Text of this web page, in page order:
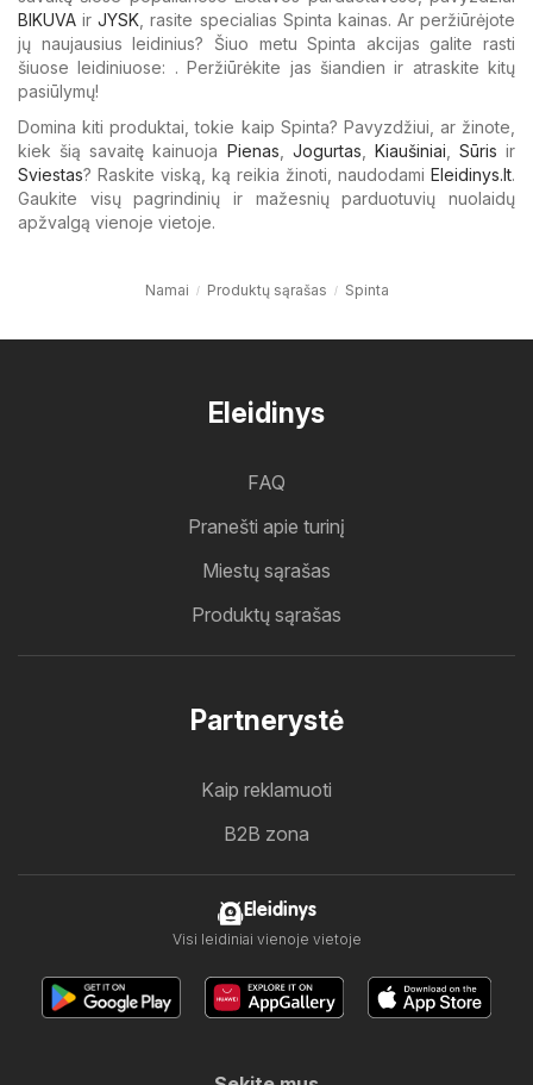
BIKUVA irJYSK , rasite specialias Spinta kainas. Ar peržiūrėjote
jų naujausius leidinius? Šiuo metu Spinta akcijas galite rasti
šiuose leidiniuose: . Peržiūrėkite jas šiandien ir atraskite kitų
pasiūlymų!
Domina kiti produktai, tokie kaip Spinta? Pavyzdžiui, ar žinote,
kiek šią savaitę kainuoja Pienas Jogurtas Kiaušiniai Sūris ir
Sviestas? Raskite viską, ką reikia žinoti, naudodami Eleidinys.lt.
Gaukite visų pagrindinių ir mažesnių parduotuvių nuolaidų
apžvalgą vienoje vietoje.
Namai Produktų sąrašas Spinta
Eleidinys
FAQ
Pranešti apie turinį
Miestų sąrašas
Produktų sąrašas
Partnerystė
Kaip reklamuoti
B2B zona
Eleidinys
Visi leidiniai vienoje vietoje